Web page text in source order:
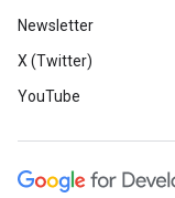
Newsletter
X (Twitter)
YouTube